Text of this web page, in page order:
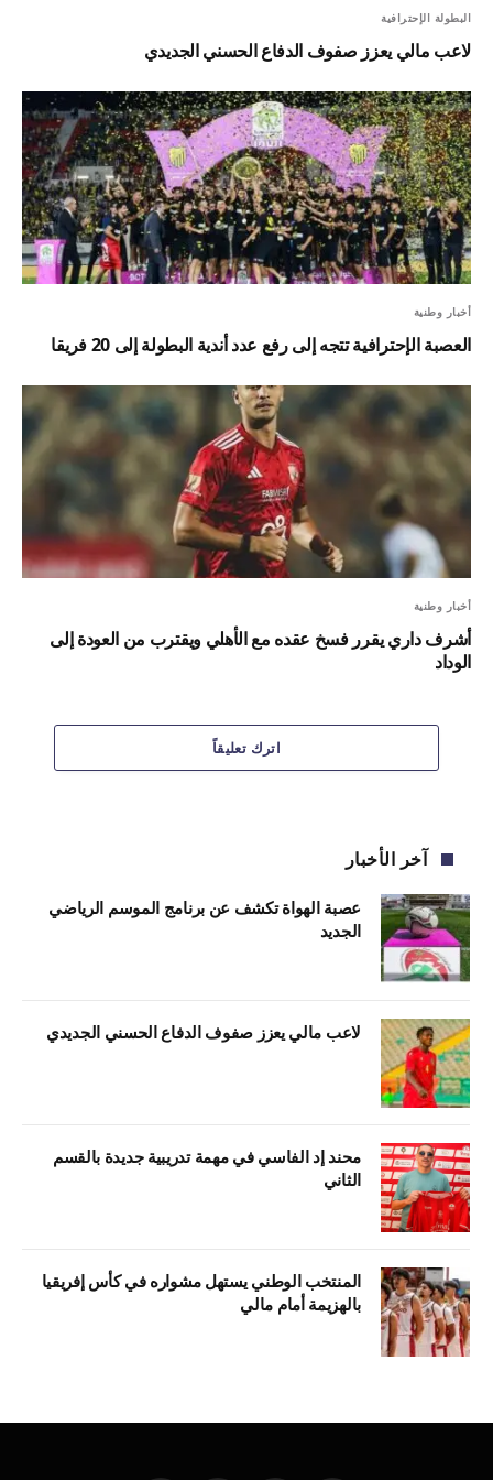
البطولة الإحترافية
لاعب مالي يعزز صفوف الدفاع الحسني الجديدي
أخبار وطنية
العصبة الإحترافية تتجه إلى رفع عدد أندية البطولة إلى 20 فريقا
أخبار وطنية
أشرف داري يقرر فسخ عقده مع الأهلي ويقترب من العودة إلى
الوداد
اترك تعليقاً
آخر الأخبار
عصبة الهواة تكشف عن برنامج الموسم الرياضي
الجديد
لاعب مالي يعزز صفوف الدفاع الحسني الجديدي
محند إد الفاسي في مهمة تدريبية جديدة بالقسم
الثاني
المنتخب الوطني يستهل مشواره في كأس إفريقيا
بالهزيمة أمام مالي